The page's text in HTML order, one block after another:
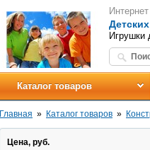
Игрушки
Каталог товаров
Главная Каталог товаров
Цена, руб.